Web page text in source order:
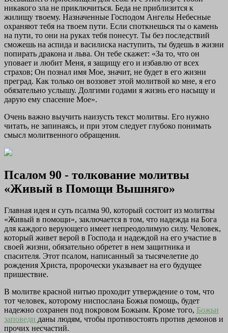
никакого зла не приключиться. Беда не приблизится к
жилищу твоему. Назначенные Господом Ангелы Небесные
охраняют тебя на твоем пути. Если споткнешься ты о камень
на пути, то они на руках тебя понесут. Ты без последствий
сможешь на аспида и василиска наступить, ты будешь в жизни
попирать дракона и льва. Он тебе скажет: «За то, что он
уповает и любит Меня, я защищу его и избавлю от всех
страхов; Он познал имя Мое, значит, не будет в его жизни
преград. Как только он воззовет этой молитвой ко мне, я его
обязательно услышу. Долгими годами я жизнь его насыщу и
дарую ему спасение Мое».
Очень важно выучить наизусть текст молитвы. Его нужно
читать, не запинаясь, и при этом следует глубоко понимать
смысл молитвенного обращения.
Псалом 90 - толкование молитвы
«Живый в Помощи Вышняго»
Главная идея и суть псалма 90, который состоит из молитвы
«Живый в помощи», заключается в том, что надежда на Бога
для каждого верующего имеет непреодолимую силу. Человек,
который живет верой в Господа и надеждой на его участие в
своей жизни, обязательно обретет в нем защитника и
спасителя. Этот псалом, написанный за тысячелетие до
рождения Христа, пророчески указывает на его будущее
пришествие.
В молитве красной нитью проходит утверждение о том, что
тот человек, которому ниспослана Божья помощь, будет
надежно сохранен под покровом Божьим. Кроме того, Божьи
заповеди даны людям, чтобы противостоять против демонов и
прочих несчастий.